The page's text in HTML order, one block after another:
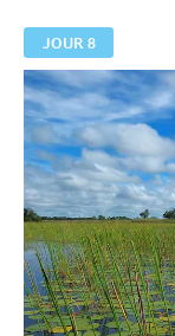
riche mais aussi très
variété d’espèces.
Déjeuner libre.
En fin d'après-midi,
coucher du soleil.
Dîner et nuit au
JOUR 8